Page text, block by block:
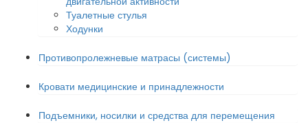
Туалетные стулья
Ходунки
Противопролежневые матрасы (системы)
Кровати медицинские и принадлежности
Подъемники, носилки и средства для перемещения